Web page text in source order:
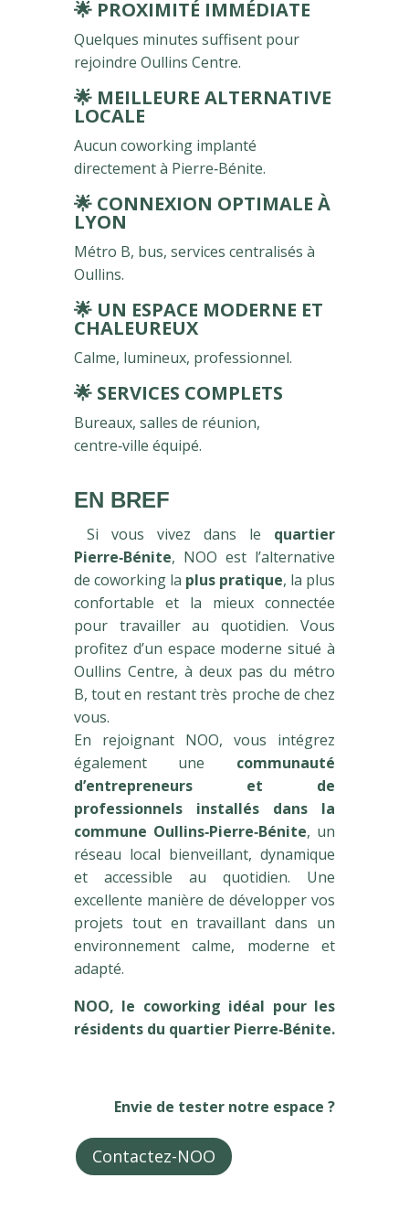
🌟 PROXIMITÉ IMMÉDIATE
Quelques minutes suffisent pour
rejoindre Oullins Centre.
🌟 MEILLEURE ALTERNATIVE
LOCALE
Aucun coworking implanté
directement à Pierre‑Bénite.
🌟 CONNEXION OPTIMALE À
LYON
Métro B, bus, services centralisés à
Oullins.
🌟 UN ESPACE MODERNE ET
CHALEUREUX
Calme, lumineux, professionnel.
🌟 SERVICES COMPLETS
Bureaux, salles de réunion,
centre‑ville équipé.
EN BREF
Si vous vivez dans le quartier
Pierre‑Bénite, NOO est l’alternative
de coworking la plus pratique, la plus
confortable et la mieux connectée
pour travailler au quotidien. Vous
profitez d’un espace moderne situé à
Oullins Centre, à deux pas du métro
B, tout en restant très proche de chez
vous.
En rejoignant NOO, vous intégrez
également une communauté
d’entrepreneurs et de
professionnels installés dans la
commune Oullins‑Pierre‑Bénite, un
réseau local bienveillant, dynamique
et accessible au quotidien. Une
excellente manière de développer vos
projets tout en travaillant dans un
environnement calme, moderne et
adapté.
NOO, le coworking idéal pour les
résidents du quartier Pierre‑Bénite.
Envie de tester notre espace ?
Contactez-NOO